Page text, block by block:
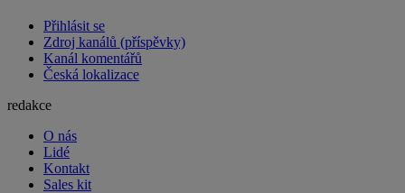
Přihlásit se
Zdroj kanálů (příspěvky)
Kanál komentářů
Česká lokalizace
redakce
O nás
Lidé
Kontakt
Sales kit